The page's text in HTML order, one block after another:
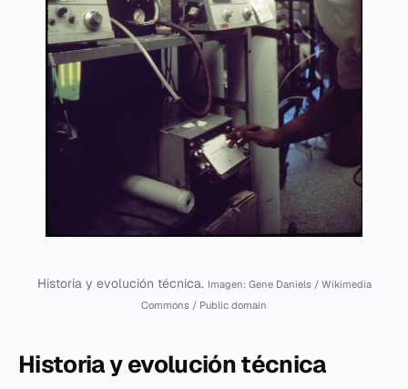
Historia y evolución técnica. Imagen: Gene Daniels / Wikimedia
Commons / Public domain
Historia y evolución técnica